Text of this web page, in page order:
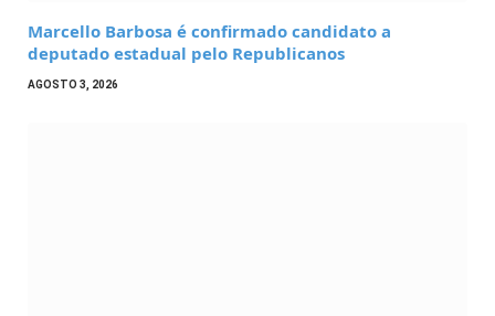
Marcello Barbosa é confirmado candidato a
deputado estadual pelo Republicanos
AGOSTO 3, 2026